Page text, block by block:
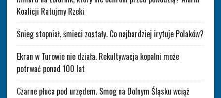
Koalicji Ratujmy Rzeki
Śnieg stopniał, śmieci zostały. Co najbardziej irytuje Polaków?
Ekran w Turowie nie działa. Rekultywacja kopalni może
potrwać ponad 100 lat
Czarne płuca pod urzędem. Smog na Dolnym Śląsku wciąż